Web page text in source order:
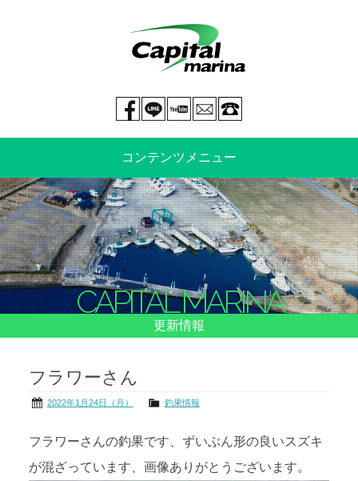
mail
You tube
LINE@
Facebook page
コンテンツメニュー
中古艇情報 新艇情報
船のご売却 整備・特殊艤装
船舶保険 マリーナ情報・料金表
茨城の海
会社概要 リンク
CAPITAL MARINA
更新情報
フラワーさん
2022年1月24日（月） 釣果情報
フラワーさんの釣果です、ずいぶん形の良いスズキ
が混ざっています、画像ありがとうございます。